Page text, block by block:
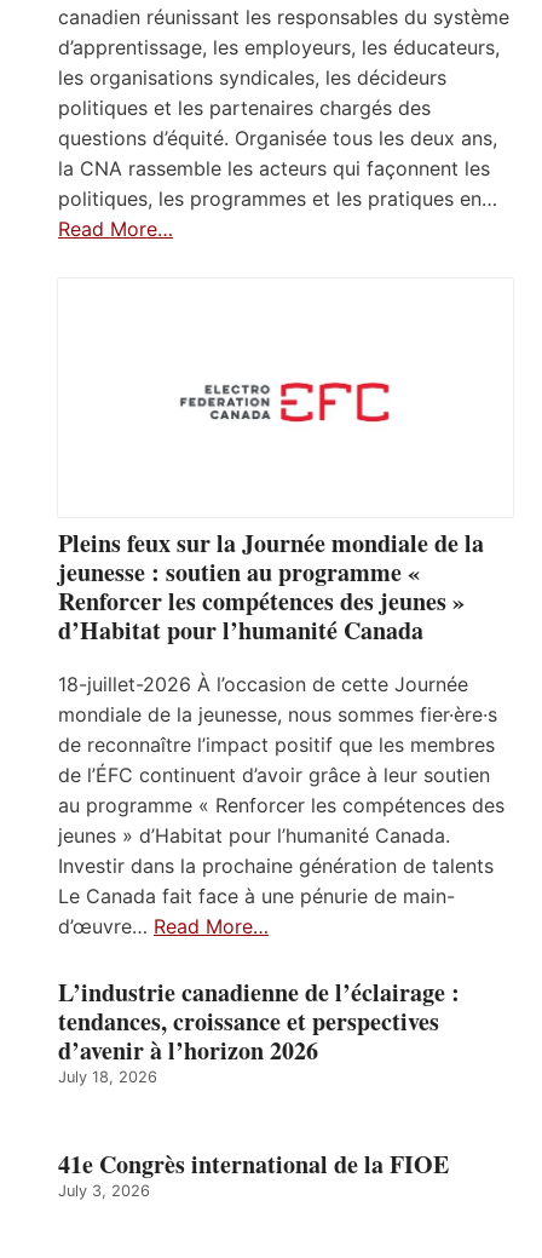
canadien réunissant les responsables du système
d’apprentissage, les employeurs, les éducateurs,
les organisations syndicales, les décideurs
politiques et les partenaires chargés des
questions d’équité. Organisée tous les deux ans,
la CNA rassemble les acteurs qui façonnent les
politiques, les programmes et les pratiques en…
Read More…
Pleins feux sur la Journée mondiale de la
jeunesse : soutien au programme «
Renforcer les compétences des jeunes »
d’Habitat pour l’humanité Canada
18-juillet-2026 À l’occasion de cette Journée
mondiale de la jeunesse, nous sommes fier·ère·s
de reconnaître l’impact positif que les membres
de l’ÉFC continuent d’avoir grâce à leur soutien
au programme « Renforcer les compétences des
jeunes » d’Habitat pour l’humanité Canada.
Investir dans la prochaine génération de talents
Le Canada fait face à une pénurie de main-
d’œuvre… Read More…
L’industrie canadienne de l’éclairage :
tendances, croissance et perspectives
d’avenir à l’horizon 2026
July 18, 2026
41e Congrès international de la FIOE
July 3, 2026